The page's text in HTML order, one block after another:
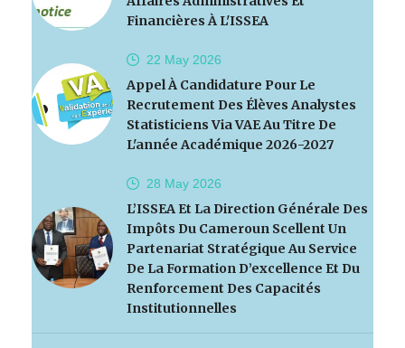
Financières À L'ISSEA
22 May 2026
Appel À Candidature Pour Le
Recrutement Des Élèves Analystes
Statisticiens Via VAE Au Titre De
L'année Académique 2026-2027
28 May 2026
L’ISSEA Et La Direction Générale Des
Impôts Du Cameroun Scellent Un
Partenariat Stratégique Au Service
De La Formation D’excellence Et Du
Renforcement Des Capacités
Institutionnelles